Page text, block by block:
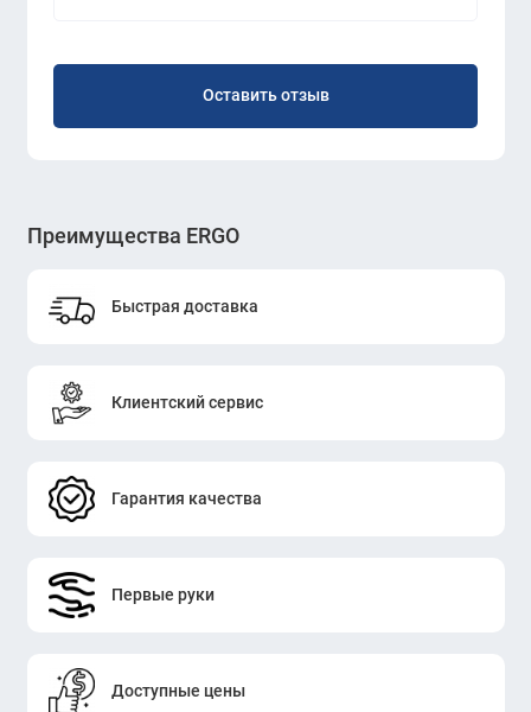
Оставить отзыв
Преимущества ERGO
Быстрая доставка
Клиентский сервис
Гарантия качества
Первые руки
Доступные цены